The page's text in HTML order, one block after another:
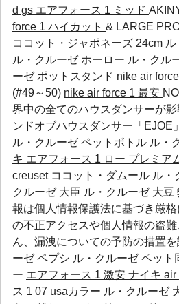
d gs エアフォース 1 ミッド
force 1 ハイカット & LARGE
ココット・ジャポネーズ 24cm
ル・クルーゼ ホーロー ル・クル
ーゼ ポットスタンド nike air
(#49～50) nike air force 1 最安
界中の全てのハウスダンサーが
ンドオブハウスダンサー「EJOE
ル・クルーゼ ペットボトル ル・
キ エアフォース 1 ロー プレミア
creuset ココット・ダムール ル・
クルーゼ 大臣 ル・クルーゼ 大
報は個人情報保護法に基づき厳
の不正アクセスや個人情報の盗
ん、漏洩についての予防の措置
ーゼ ペプシ ル・クルーゼ ペット
ー エアフォース 1 激安 ナイキ air
ス 1 07 usaカラー ル・クルーゼ